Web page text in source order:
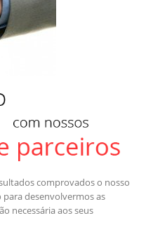
comprovados o nosso
para desenvolvermos as
necessária aos seus